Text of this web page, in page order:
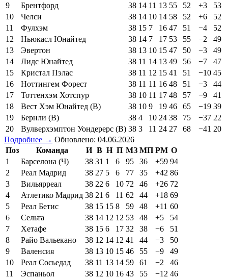
9
Брентфорд 38 14 11 13 55 52 +3
53
10
Челси 38 14 10 14 58 52 +6
52
11
Фулхэм 38 15 7 16 47 51 −4
52
12
Ньюкасл Юнайтед 38 14 7 17 53 55 −2
49
13
Эвертон 38 13 10 15 47 50 −3
49
14
Лидс Юнайтед 38 11 14 13 49 56 −7
47
15
Кристал Пэлас 38 11 12 15 41 51 −10 45
16
Ноттингем Форест 38 11 11 16 48 51 −3
44
17
Тоттенхэм Хотспур 38 10 11 17 48 57 −9
41
18
Вест Хэм Юнайтед (В) 38 10 9 19 46 65 −19 39
19
Бернли (В) 38 4 10 24 38 75 −37 22
20
Вулверхэмптон Уондерерс (В) 38 3 11 24 27 68 −41 20
Подробнее → Обновлено: 04.06.2026
Поз
Команда И В Н П МЗ МП РМ О
1
Барселона (Ч) 38 31 1 6 95 36 +59 94
2
Реал Мадрид 38 27 5 6 77 35 +42 86
3
Вильярреал 38 22 6 10 72 46 +26 72
4
Атлетико Мадрид 38 21 6 11 62 44 +18 69
5
Реал Бетис 38 15 15 8 59 48 +11 60
6
Сельта 38 14 12 12 53 48 +5
54
7
Хетафе 38 15 6 17 32 38 −6
51
8
Райо Вальекано 38 12 14 12 41 44 −3
50
9
Валенсия 38 13 10 15 46 55 −9
49
10
Реал Сосьедад 38 11 13 14 59 61 −2
46
11
Эспаньол 38 12 10 16 43 55 −12 46